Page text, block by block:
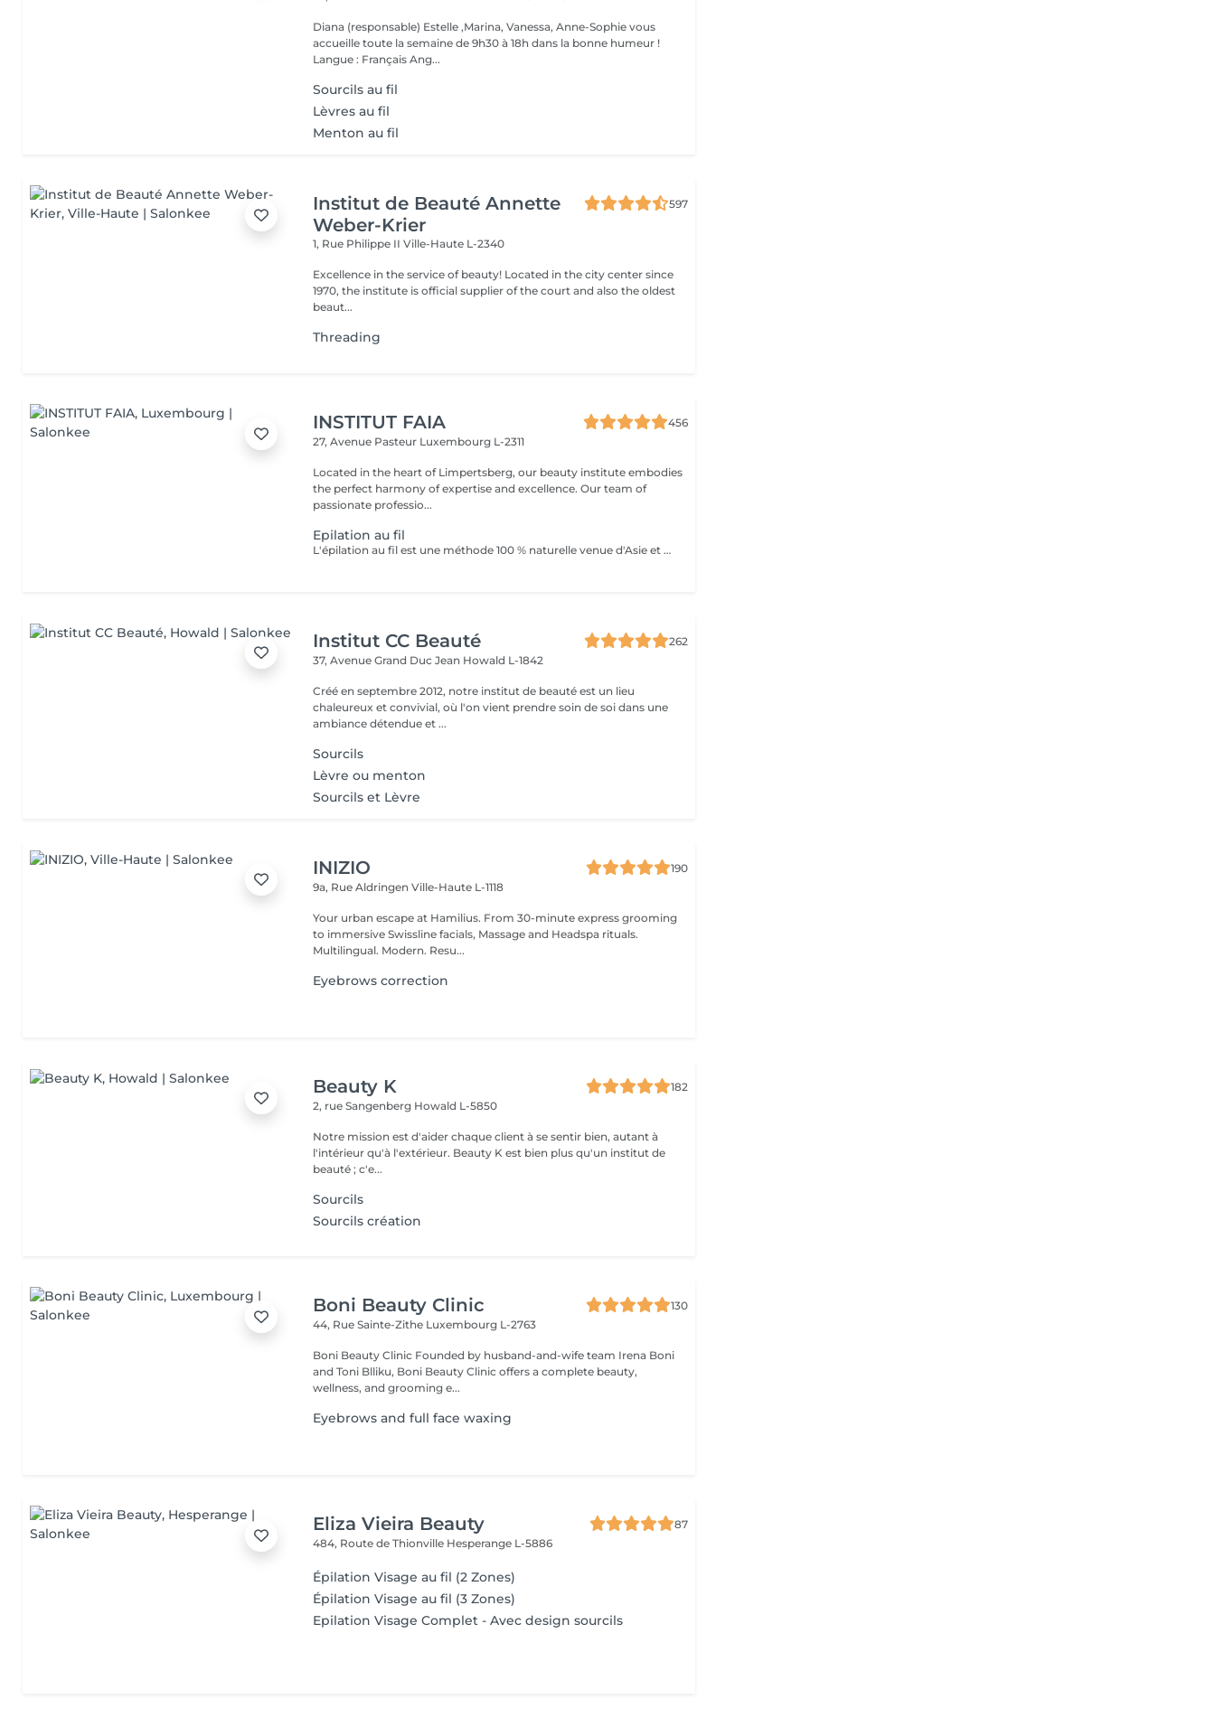
Diana (responsable) Estelle ,Marina, Vanessa, Anne-Sophie vous
accueille toute la semaine de 9h30 à 18h dans la bonne humeur !
Langue : Français Ang...
Sourcils au fil
Lèvres au fil
Menton au fil
Institut de Beauté Annette
Weber-Krier
597
1, Rue Philippe IIVille-Haute L-2340
Excellence in the service of beauty! Located in the city center since
1970, the institute is official supplier of the court and also the oldest
beaut...
Threading
INSTITUT FAIA
456
27, Avenue Pasteur Luxembourg L-2311
Located in the heart of Limpertsberg, our beauty institute embodies
the perfect harmony of expertise and excellence. Our team of
passionate professio...
Epilation au fil
L'épilation au fil est une méthode 100 % naturelle venue d'Asie et du Moyen-Orient. Elle consiste à utiliser un fil de coton torsadé pour retirer le poil à la racine avec une grande précision. Idéale pour les zones sensibles du visage (sourcils, lèvre, menton, joues...), cette technique est douce, hygiénique et adaptée à tous les types de peau, même les plus réactives. Le fil permet de dessiner des lignes nettes et parfaitement définies tout en évitant les irritations souvent causées par la cire ou la pince. * Les avantages: Résultat net et précis Repousse plus lente et plus fine Méthode naturelle, sans produit chimique Moins de risque de poils incarnés Convient aux peaux sensibles
Institut CC Beauté
262
37, Avenue Grand Duc Jean Howald L-1842
Créé en septembre 2012, notre institut de beauté est un lieu
chaleureux et convivial, où l'on vient prendre soin de soi dans une
ambiance détendue et ...
Sourcils
Lèvre ou menton
Sourcils et Lèvre
INIZIO
190
9a, Rue AldringenVille-Haute L-1118
Your urban escape at Hamilius. From 30-minute express grooming
to immersive Swissline facials, Massage and Headspa rituals.
Multilingual. Modern. Resu...
Eyebrows correction
Beauty K
182
2, rue Sangenberg Howald L-5850
Notre mission est d'aider chaque client à se sentir bien, autant à
l'intérieur qu'à l'extérieur. Beauty K est bien plus qu'un institut de
beauté ; c'e...
Sourcils
Sourcils création
Boni Beauty Clinic
130
44, Rue Sainte-Zithe Luxembourg L-2763
Boni Beauty Clinic Founded by husband-and-wife team Irena Boni
and Toni Blliku, Boni Beauty Clinic offers a complete beauty,
wellness, and grooming e...
Eyebrows and full face waxing
Eliza Vieira Beauty
87
484, Route de Thionville Hesperange L-5886
Épilation Visage au fil (2 Zones)
Épilation Visage au fil (3 Zones)
Epilation Visage Complet - Avec design sourcils